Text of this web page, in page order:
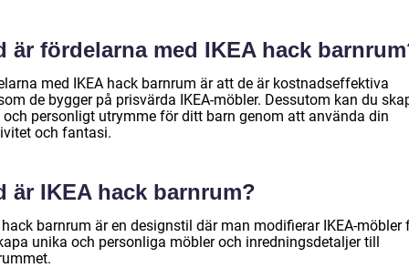
är fördelarna med IKEA hack
med IKEA hack barnrum är att de är kostnadseffektiva
de bygger på prisvärda IKEA-möbler. Dessutom kan du
personligt utrymme för ditt barn genom att använda din
och fantasi.
är IKEA hack barnrum?
hack barnrum är en designstil där man modifierar IKEA-möbler
unika och personliga möbler och inredningsdetaljer till